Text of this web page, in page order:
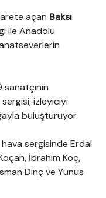
açan Baksı
ile Anadolu
izleyiciyi
buluşturuyor.
sergisinde Erdal
İbrahim Koç,
Dinç ve Yunus